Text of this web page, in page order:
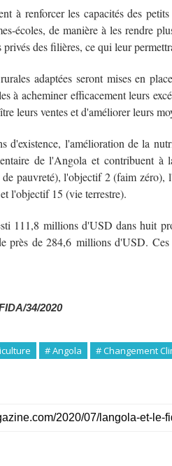
à renforcer les capacités des
de manière à les rendre
des filières, ce qui leur
adaptées seront mises en
à acheminer efficacement leurs
leurs ventes et d'améliorer leurs
d'existence, l'amélioration de la
de l'Angola et contribuent à
pauvreté), l'objectif 2 (faim
l'objectif 15 (vie terrestre).
111,8 millions d'USD dans huit
près de 284,6 millions d'USD.
34/2020
# Angola # Changement